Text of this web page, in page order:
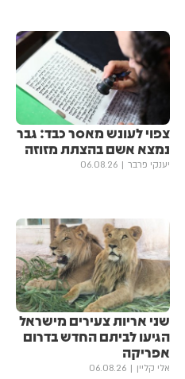
צפוי לעונש מאסר כבד: גבר
נמצא אשם בהצתת מזוזה
יענקי פרבר 06.08.26
שני אריות צעירים מישראל
הגיעו לביתם החדש בדרום
אפריקה
אלי קליין 06.08.26